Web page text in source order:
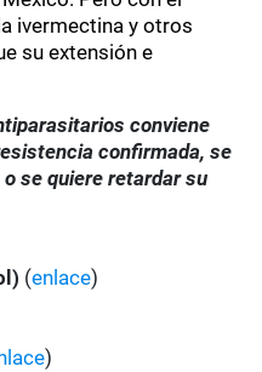
ivermectina y otros
su extensión e
conviene
confirmada, se
se quiere retardar su
(enlace)
)